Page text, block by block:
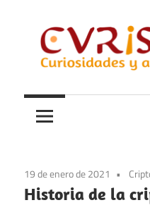
contenido
Curistoria
y
anécdotas
historia
19 de enero de 2021
Historia de la